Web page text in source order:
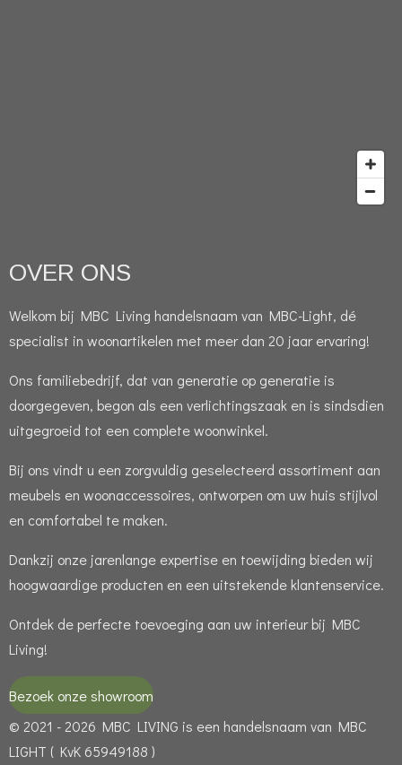
OVER ONS
Welkom bij MBC Living handelsnaam van MBC-Light, dé
specialist in woonartikelen met meer dan 20 jaar ervaring!
Ons familiebedrijf, dat van generatie op generatie is
doorgegeven, begon als een verlichtingszaak en is sindsdien
uitgegroeid tot een complete woonwinkel.
Bij ons vindt u een zorgvuldig geselecteerd assortiment aan
meubels en woonaccessoires, ontworpen om uw huis stijlvol
en comfortabel te maken.
Dankzij onze jarenlange expertise en toewijding bieden wij
hoogwaardige producten en een uitstekende klantenservice.
Ontdek de perfecte toevoeging aan uw interieur bij MBC
Living!
Bezoek onze showroom
© 2021 - 2026 MBC LIVING is een handelsnaam van MBC
LIGHT ( KvK 65949188 )